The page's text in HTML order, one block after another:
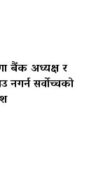
बैंक अध्यक्ष र
नगर्न सर्वोच्चको